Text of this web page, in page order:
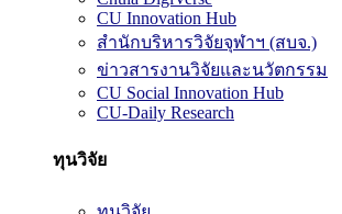
CU Innovation Hub
สำนักบริหารวิจัยจุฬาฯ (สบจ.)
ข่าวสารงานวิจัยและนวัตกรรม
CU Social Innovation Hub
CU-Daily Research
ทุนวิจัย